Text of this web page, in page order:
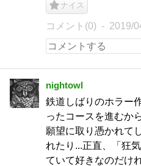
ナイス
コメント(0) 2019/
nightowl
鉄道しばりのホラー
ったコースを進むか
願望に取り憑かれて
れたり...正直、「狂
ていて好きなのだけ